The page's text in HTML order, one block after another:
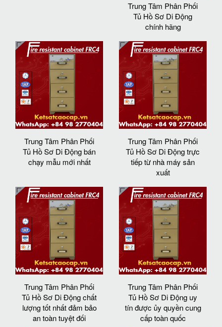
Trung Tâm Phân Phối
Tủ Hồ Sơ Di Động
chính hãng
Trung Tâm Phân Phối
Tủ Hồ Sơ Di Động bán
chạy mẫu mới nhất
Trung Tâm Phân Phối
Tủ Hồ Sơ Di Động trực
tiếp từ nhà máy sản
xuất
Trung Tâm Phân Phối
Tủ Hồ Sơ Di Động chất
lượng tốt nhất đảm bảo
an toàn tuyệt đối
Trung Tâm Phân Phối
Tủ Hồ Sơ Di Động uy
tín được ủy quyền cung
cấp toàn quốc